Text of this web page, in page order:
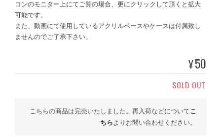
コンのモニター上にてご覧の場合、更にクリックして頂くと拡大
可能です。
また、動画にて使用しているアクリルベースやケースは付属致し
ませんのでご了承下さい。
¥50
SOLD OUT
こちらの商品は完売いたしました。再入荷などについてこ
ちらよりお問い合わせください。